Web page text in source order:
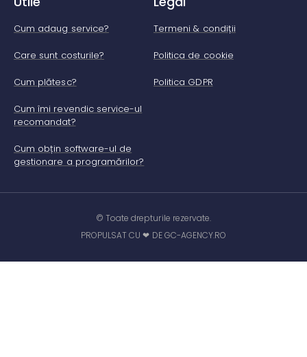
Cum adaug service?
Care sunt costurile?
Cum plătesc?
Cum îmi revendic service-ul
recomandat?
Cum obțin software-ul de
gestionare a programărilor?
Termeni & condiții
Politica de cookie
Politica GDPR
© Toate drepturile rezervate.
PROPULSAT CU ❤ DE GC-AGENCY.RO